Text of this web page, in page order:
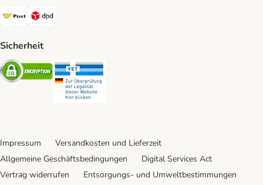
Österreichische Post Shipping Method
Sicherheit
Security
Impressum
Versandkosten und Lieferzeit
Allgemeine Geschäftsbedingungen
Digital Services Act
Vertrag widerrufen
Entsorgungs- und Umweltbestimmungen